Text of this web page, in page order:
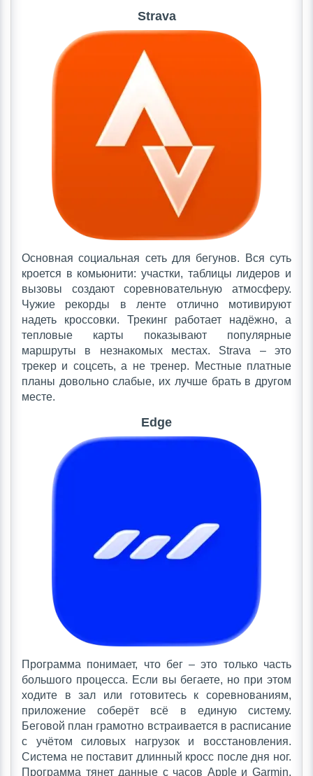
Strava
Основная социальная сеть для бегунов. Вся суть
кроется в комьюнити: участки, таблицы лидеров и
вызовы создают соревновательную атмосферу.
Чужие рекорды в ленте отлично мотивируют
надеть кроссовки. Трекинг работает надёжно, а
тепловые карты показывают популярные
маршруты в незнакомых местах. Strava – это
трекер и соцсеть, а не тренер. Местные платные
планы довольно слабые, их лучше брать в другом
месте.
Edge
Программа понимает, что бег – это только часть
большого процесса. Если вы бегаете, но при этом
ходите в зал или готовитесь к соревнованиям,
приложение соберёт всё в единую систему.
Беговой план грамотно встраивается в расписание
с учётом силовых нагрузок и восстановления.
Система не поставит длинный кросс после дня ног.
Программа тянет данные с часов Apple и Garmin,